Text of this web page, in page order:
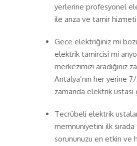
yerlerine profesyonel
ile arıza ve tamir
Gece elektriğiniz mi
elektrik tamircisi mi
merkezimizi aradığınız
Antalya’nın her yerine
zamanda elektrik ustası
Tecrübeli elektrik
memnuniyetini ilk
sorununuzu en etkin ve